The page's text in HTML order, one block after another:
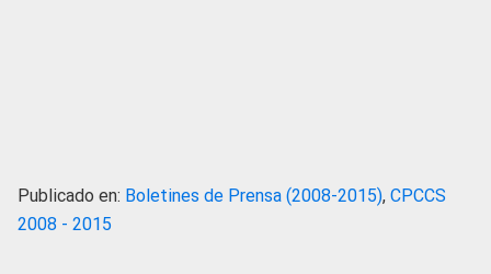
Publicado en: Boletines de Prensa (2008-2015), CPCCS
2008 - 2015